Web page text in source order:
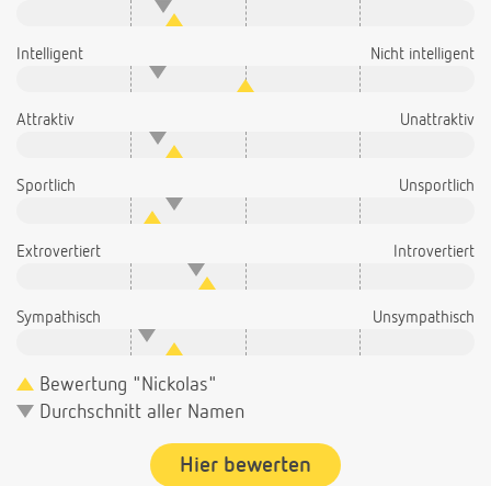
Intelligent Nicht intelligent
Attraktiv Unattraktiv
Sportlich Unsportlich
Extrovertiert Introvertiert
Sympathisch Unsympathisch
Bewertung "Nickolas"
Durchschnitt aller Namen
Hier bewerten